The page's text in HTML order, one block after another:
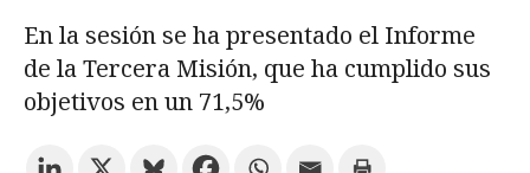
REPORTAJES
Ámbitos universitarios
En la sesión se ha presentado el Informe
de la Tercera Misión, que ha cumplido sus
objetivos en un 71,5%